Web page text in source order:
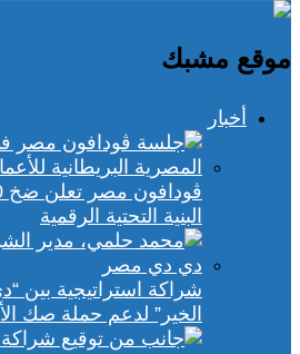
موقع مشبك
أخبار
البنية التحتية الرقمية
شراكة استراتيجية بين
الخير” لدعم حملة صك